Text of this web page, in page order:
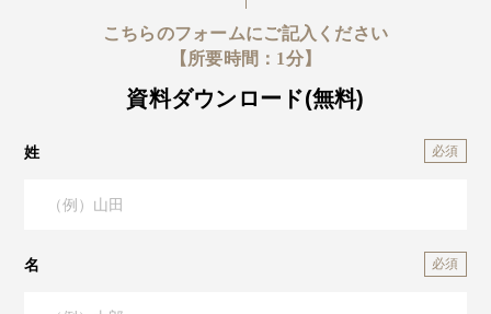
こちらのフォームにご記入ください
【所要時間：1分】
資料ダウンロード(無料)
姓
名